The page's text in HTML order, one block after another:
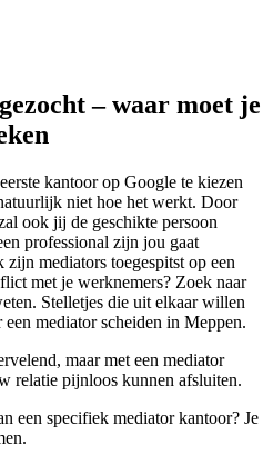
– waar moet je
kantoor op Google te kiezen
niet hoe het werkt. Door
ook jij de geschikte persoon
professional zijn jou gaat
mediators toegespitst op een
met je werknemers? Zoek naar
Stelletjes die uit elkaar willen
mediator scheiden in Meppen.
maar met een mediator
relatie pijnloos kunnen afsluiten.
een specifiek mediator kantoor? Je